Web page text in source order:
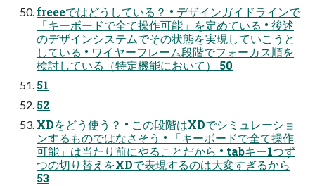
freeeではどうしている？ • デザインガイドラインで
「キーボードで全て操作可能」を定めている • 後述
のデザインシステムでその状態を実現していこうと
している • ワイヤーフレーム段階でフォーカス順を
検討している（特定機能において） 50
51
52
XDをどう使う？ • この段階はXDでシミュレーショ
ンするものではなさそう • 「キーボードで全て操作
可能」は当たり前にやることだから • tabキー1つず
つの切り替えをXDで表現するのは大変すぎるから
53